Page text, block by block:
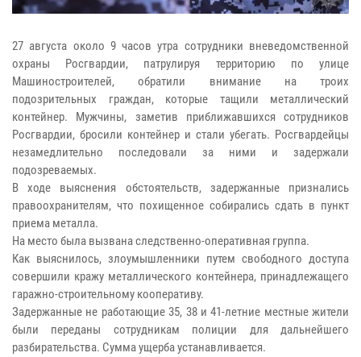
27 августа около 9 часов утра сотрудники вневедомственной
охраны Росгвардии, патрулируя территорию по улице
Машиностроителей, обратили внимание на троих
подозрительных граждан, которые тащили металлический
контейнер. Мужчины, заметив приближавшихся сотрудников
Росгвардии, бросили контейнер и стали убегать. Росгвардейцы
незамедлительно последовали за ними и задержали
подозреваемых.
В ходе выяснения обстоятельств, задержанные признались
правоохранителям, что похищенное собирались сдать в пункт
приема металла.
На место была вызвана следственно-оперативная группа.
Как выяснилось, злоумышленники путем свободного доступа
совершили кражу металлического контейнера, принадлежащего
гаражно-строительному кооперативу.
Задержанные не работающие 35, 38 и 41-летние местные жители
были переданы сотрудникам полиции для дальнейшего
разбирательства. Сумма ущерба устанавливается.